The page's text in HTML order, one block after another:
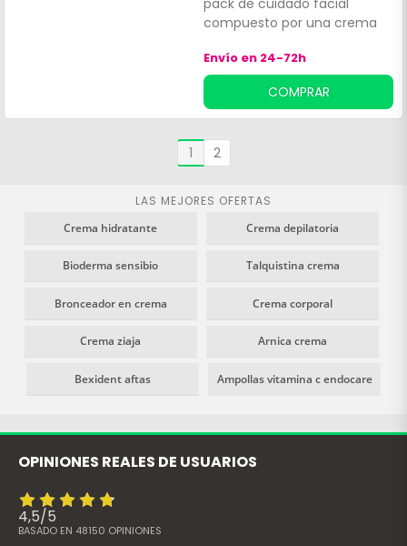
compuesto por una crema
protectora, y un sérum de
textura ultraligera, con
vitamina C y E y propiedades
antioxidantes, antipolución e
iluminadoras.
Envío en 24-72h
COMPRAR
1 2
LAS MEJORES OFERTAS
Crema hidratante
Crema depilatoria
Bioderma sensibio Talquistina crema
Bronceador en crema Crema corporal
Crema ziaja Arnica crema
Bexident aftas Ampollas vitamina c endocare
OPINIONES REALES DE USUARIOS
4,5/5
BASADO EN 48150 OPINIONES